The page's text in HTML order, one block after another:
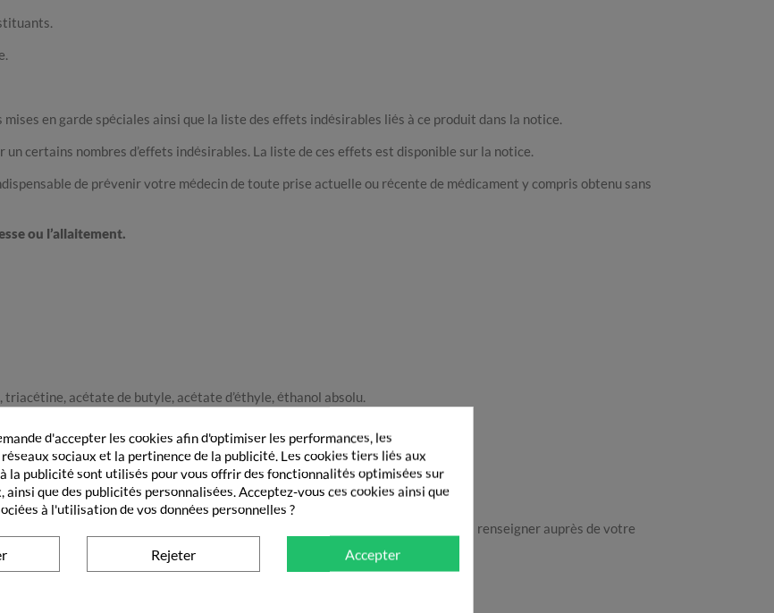
en garde spéciales ainsi que la liste des effets indésirables liés à ce produit dans la notice.
certains nombres d’effets indésirables. La liste de ces effets est disponible sur la notice.
de prévenir votre médecin de toute prise actuelle ou récente de médicament y compris obtenu sans
ou l’allaitement.
acétate de butyle, acétate d’éthyle, éthanol absolu.
touche plus de 2 ongles, consultez votre médecin.
enfants.
5% Arrow, nous vous recommandons de consulter la notice ou de vous renseigner auprès de votre
d'accepter les cookies afin d'optimiser les performances, les
sociaux et la pertinence de la publicité. Les cookies tiers liés aux
la publicité sont utilisés pour vous offrir des fonctionnalités optimisées sur
ainsi que des publicités personnalisées. Acceptez-vous ces cookies ainsi que
à l'utilisation de vos données personnelles ?
Rejeter Accepter